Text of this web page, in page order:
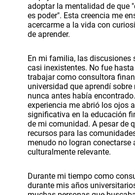
adoptar la mentalidad de que
es poder". Esta creencia me
acercarme a la vida con
de aprender.
En mi familia, las discusiones
casi inexistentes. No fue
trabajar como consultora
universidad que aprendí sobre
nunca antes había
experiencia me abrió los ojos
significativa en la educación
de mi comunidad. A pesar de
recursos para las
menudo no logran conectarse
culturalmente relevante.
Durante mi tiempo como
durante mis años